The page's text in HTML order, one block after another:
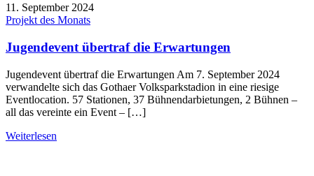
11. September 2024
Projekt des Monats
Jugendevent übertraf die Erwartungen
Jugendevent übertraf die Erwartungen Am 7. September 2024
verwandelte sich das Gothaer Volksparkstadion in eine riesige
Eventlocation. 57 Stationen, 37 Bühnendarbietungen, 2 Bühnen –
all das vereinte ein Event – […]
Weiterlesen